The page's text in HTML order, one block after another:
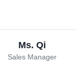
Ms. Qi
Sales Manager